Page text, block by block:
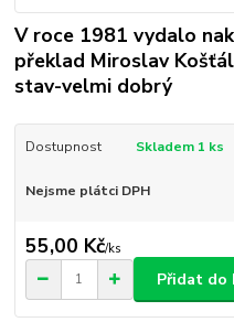
V roce 1981 vydalo
překlad Miroslav
stav-velmi dobrý
Dostupnost Skladem 1 ks
Nejsme plátci DPH
55,00 Kč/ks
Přidat do